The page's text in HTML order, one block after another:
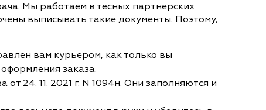
Мы работаем в тесных партнерских
выписывать такие документы. Поэтому,
вам курьером, как только вы
заказа.
24. 11. 2021 г. N 1094н. Они заполняются и